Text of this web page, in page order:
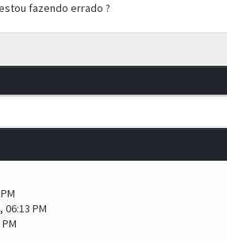
fazendo errado ?
06:13 PM